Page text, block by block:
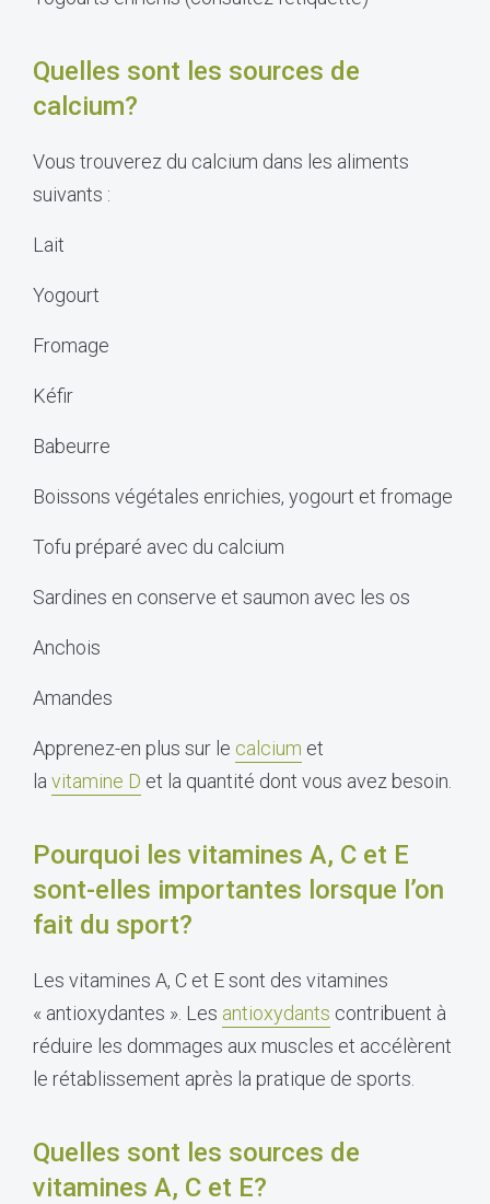
Quelles sont les sources de
calcium?
Vous trouverez du calcium dans les aliments
suivants :
Lait
Yogourt
Fromage
Kéfir
Babeurre
Boissons végétales enrichies, yogourt et fromage
Tofu préparé avec du calcium
Sardines en conserve et saumon avec les os
Anchois
Amandes
Apprenez-en plus sur le calcium et
la vitamine D et la quantité dont vous avez besoin.
Pourquoi les vitamines A, C et E
sont-elles importantes lorsque l’on
fait du sport?
Les vitamines A, C et E sont des vitamines
« antioxydantes ». Les antioxydants contribuent à
réduire les dommages aux muscles et accélèrent
le rétablissement après la pratique de sports.
Quelles sont les sources de
vitamines A, C et E?